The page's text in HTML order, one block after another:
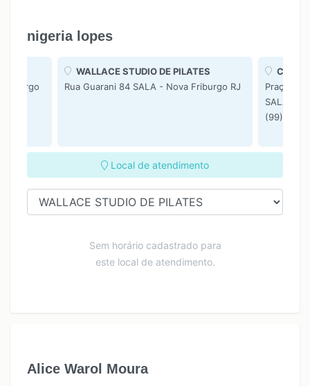
nigeria lopes
WALLACE STUDIO DE PILATES
Rua Guarani 84 SALA - Nova Friburgo RJ
Praça
SALA
(99)
Local de atendimento
Sem horário cadastrado para
este local de atendimento.
Alice Warol Moura